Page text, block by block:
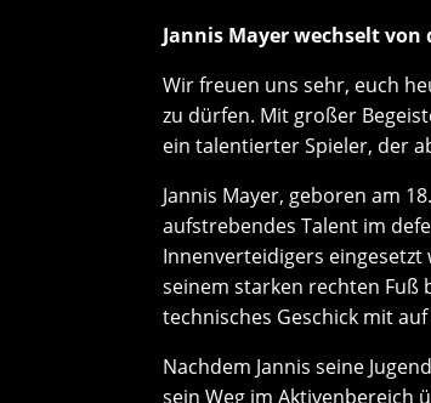
Jannis Mayer wechselt von
Wir freuen uns sehr, euch
zu dürfen. Mit großer
ein talentierter Spieler, der
Jannis Mayer, geboren am
aufstrebendes Talent im
Innenverteidigers
seinem starken rechten
technisches Geschick mit auf
Nachdem Jannis seine
sein Weg im Aktivenbereich